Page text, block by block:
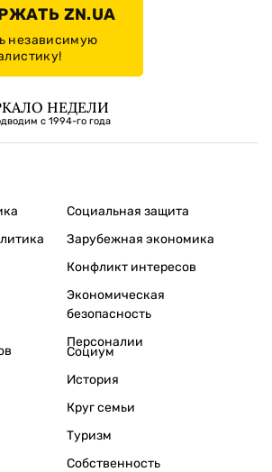
ZN.UA
независимую
НЕДЕЛИ
с 1994-го года
Социальная защита
Зарубежная экономика
Конфликт интересов
Экономическая
безопасность
Персоналии
Социум
История
Круг семьи
Туризм
Собственность